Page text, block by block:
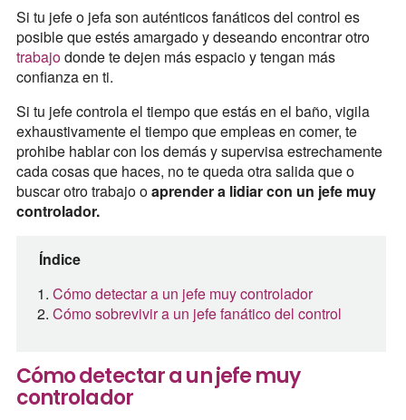
Si tu jefe o jefa son auténticos fanáticos del control es
posible que estés amargado y deseando encontrar otro
trabajodonde te dejen más espacio y tengan más
confianza en ti.
Si tu jefe controla el tiempo que estás en el baño, vigila
exhaustivamente el tiempo que empleas en comer, te
prohibe hablar con los demás y supervisa estrechamente
cada cosas que haces, no te queda otra salida que o
buscar otro trabajo oaprender a lidiar con un jefe muy
controlador.
Índice
Cómo detectar a un jefe muy controlador
Cómo sobrevivir a un jefe fanático del control
Cómo detectar a un jefe muy
controlador